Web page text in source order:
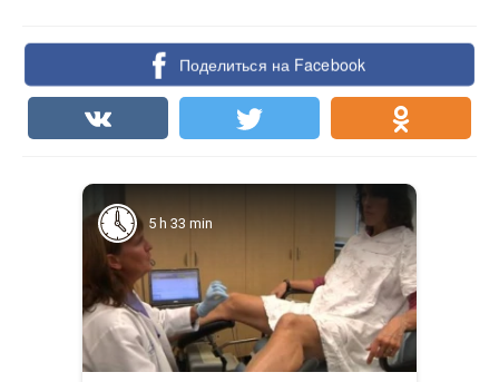
Поделиться на Facebook
5 h 33 min